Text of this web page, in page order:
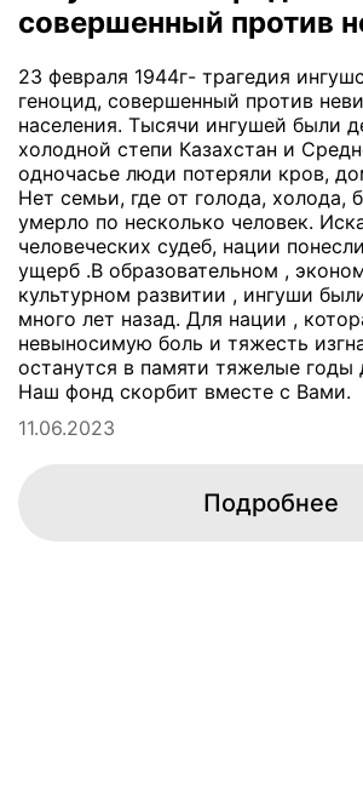
совершенный против
23 февраля 1944г- трагедия
геноцид, совершенный против
населения. Тысячи ингушей были
холодной степи Казахстан и
одночасье люди потеряли кров,
Нет семьи, где от голода, холода,
умерло по несколько человек.
человеческих судеб, нации
ущерб .В образовательном ,
культурном развитии , ингуши
много лет назад. Для нации ,
невыносимую боль и тяжесть
останутся в памяти тяжелые годы
Наш фонд скорбит вместе с Вами.
11.06.2023
Подробнее